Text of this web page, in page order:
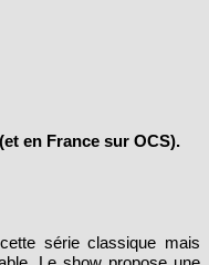
en France sur OCS).
série classique mais